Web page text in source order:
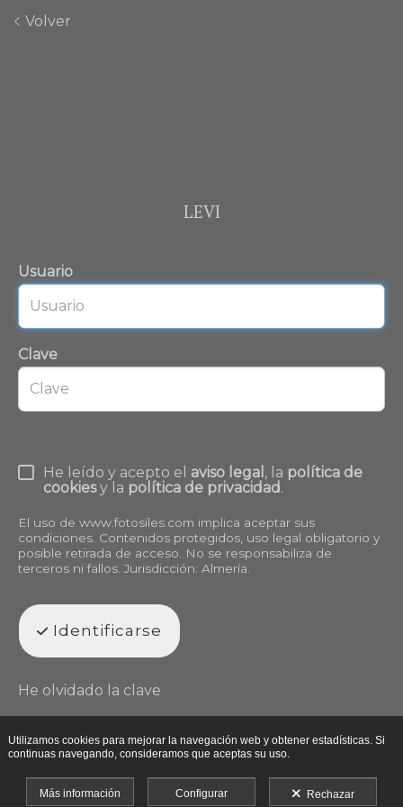
Volver
LEVI
Usuario
Clave
He leído y acepto el aviso legal , la política de
cookiesy la política de privacidad.
El uso de www.fotosiles.com implica aceptar sus
condiciones. Contenidos protegidos, uso legal obligatorio y
posible retirada de acceso. No se responsabiliza de
terceros ni fallos. Jurisdicción: Almería.
Identificarse
He olvidado la clave
Utilizamos cookies para mejorar la navegación web y obtener estadísticas. Si
continuas navegando, consideramos que aceptas su uso.
Más información Configurar Rechazar